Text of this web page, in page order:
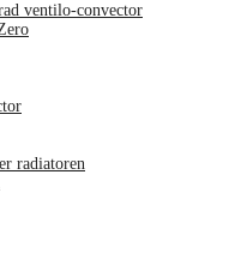
ventilo-convector
radiatoren